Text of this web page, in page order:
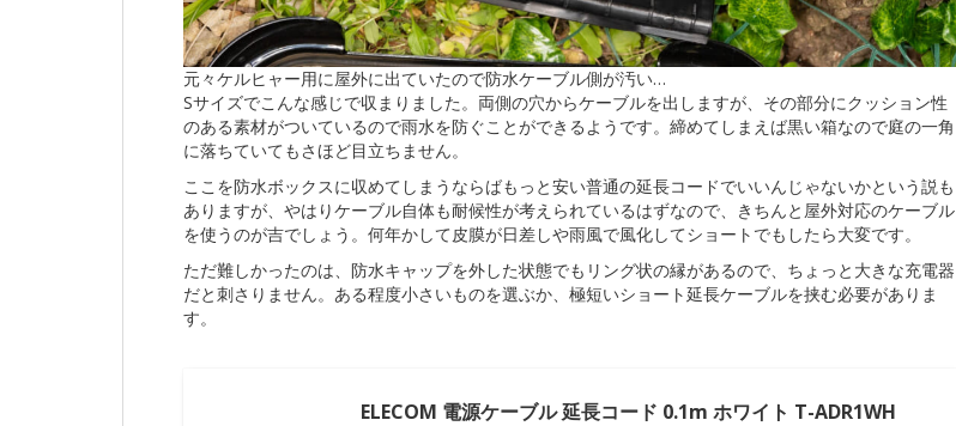
元々ケルヒャー用に屋外に出ていたので防水ケーブル側が汚い…
Sサイズでこんな感じで収まりました。両側の穴からケーブルを出しますが、その部分にクッション性
のある素材がついているので雨水を防ぐことができるようです。締めてしまえば黒い箱なので庭の一角
に落ちていてもさほど目立ちません。
ここを防水ボックスに収めてしまうならばもっと安い普通の延長コードでいいんじゃないかという説も
ありますが、やはりケーブル自体も耐候性が考えられているはずなので、きちんと屋外対応のケーブル
を使うのが吉でしょう。何年かして皮膜が日差しや雨風で風化してショートでもしたら大変です。
ただ難しかったのは、防水キャップを外した状態でもリング状の縁があるので、ちょっと大きな充電器
だと刺さりません。ある程度小さいものを選ぶか、極短いショート延長ケーブルを挟む必要がありま
す。
ELECOM 電源ケーブル 延長コード 0.1m ホワイト T-ADR1WH